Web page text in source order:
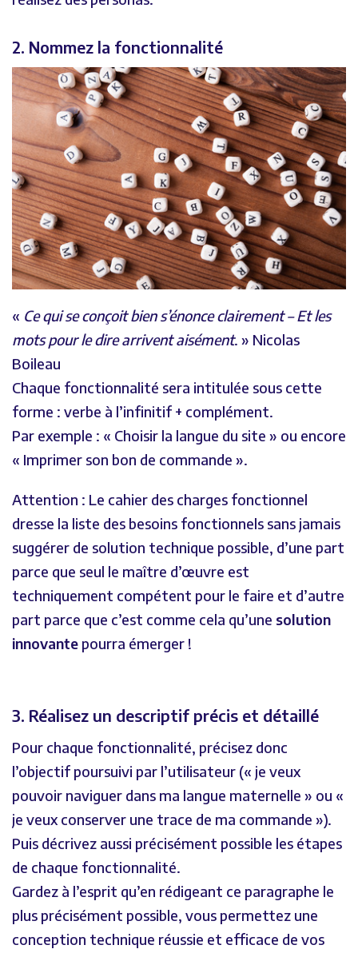
2. Nommez la fonctionnalité
« Ce qui se conçoit bien s’énonce clairement – Et les
mots pour le dire arrivent aisément. » Nicolas
Boileau
Chaque fonctionnalité sera intitulée sous cette
forme : verbe à l’infinitif + complément.
Par exemple : « Choisir la langue du site » ou encore
« Imprimer son bon de commande ».
Attention : Le cahier des charges fonctionnel
dresse la liste des besoins fonctionnels sans jamais
suggérer de solution technique possible, d’une part
parce que seul le maître d’œuvre est
techniquement compétent pour le faire et d’autre
part parce que c’est comme cela qu’une solution
innovante pourra émerger !
3. Réalisez un descriptif précis et détaillé
Pour chaque fonctionnalité, précisez donc
l’objectif poursuivi par l’utilisateur (« je veux
pouvoir naviguer dans ma langue maternelle » ou «
je veux conserver une trace de ma commande »).
Puis décrivez aussi précisément possible les étapes
de chaque fonctionnalité.
Gardez à l’esprit qu’en rédigeant ce paragraphe le
plus précisément possible, vous permettez une
conception technique réussie et efficace de vos